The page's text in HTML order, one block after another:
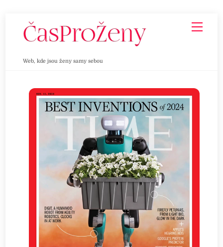
Web, kde jsou ženy samy sebou